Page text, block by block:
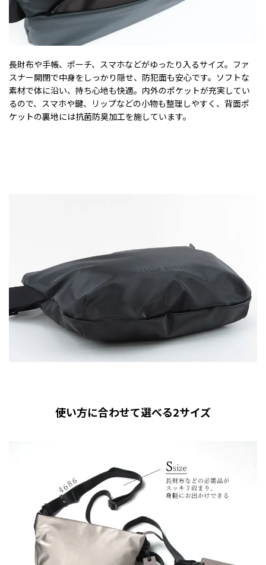
長財布や手帳、ポーチ、スマホなどがゆったり入るサイズ。ファ
スナー開閉で中身をしっかり隠せ、防犯面も安心です。ソフトな
素材で体に沿い、持ち心地も快適。内外のポケットが充実してい
るので、スマホや鍵、リップなどの小物も整理しやすく、背面ポ
ケットの裏地には抗菌防臭加工を施しています。
使い方に合わせて選べる2サイズ